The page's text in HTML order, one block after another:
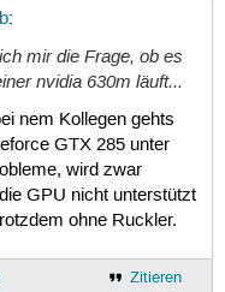
:
mir die Frage, ob es
nvidia 630m läuft...
nem Kollegen gehts
GTX 285 unter
wird zwar
GPU nicht unterstützt
ohne Ruckler.
Zitieren